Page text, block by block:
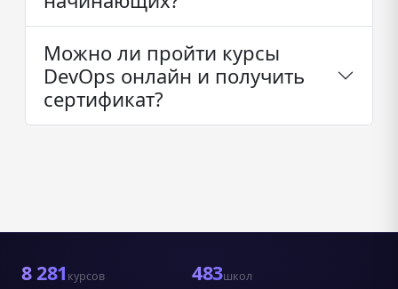
Можно ли пройти курсы
DevOps онлайн и получить
сертификат?
8 281 курсов 483школ